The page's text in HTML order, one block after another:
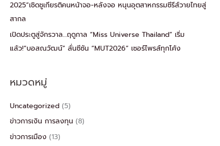
2025”เชิดชูเกียรติคนหน้าจอ-หลังจอ หนุนอุตสาหกรรมซีรีส์วายไทยสู่
สากล
เปิดประตูสู่จักรวาล…ฤดูกาล “Miss Universe Thailand” เริ่ม
แล้ว!“บอสณวัฒน์” ลั่นซีซัน “MUT2026” เซอร์ไพรส์ทุกโค้ง
หมวดหมู่
Uncategorized (5)
ข่าวการเงิน การลงทุน (8)
ข่าวการเมือง (13)